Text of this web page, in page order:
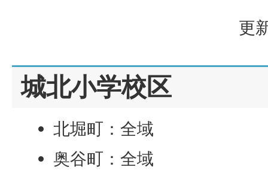
更
城北小学校区
北堀町：全域
奥谷町：全域